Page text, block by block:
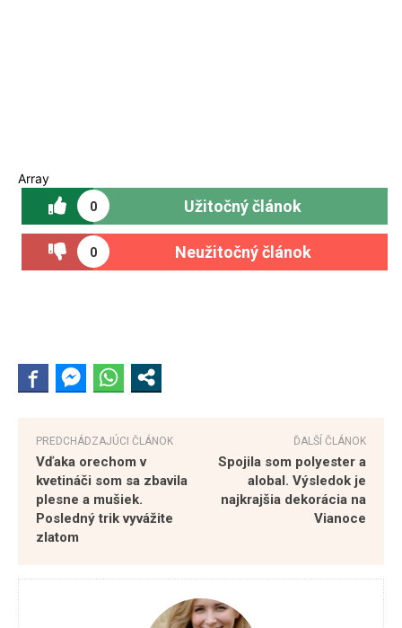
Array
0 Užitočný článok
0 Neužitočný článok
PREDCHÁDZAJÚCI ČLÁNOK
Vďaka orechom v
kvetináči som sa zbavila
plesne a mušiek.
Posledný trik vyvážite
zlatom
ĎALŠÍ ČLÁNOK
Spojila som polyester a
alobal. Výsledok je
najkrajšia dekorácia na
Vianoce